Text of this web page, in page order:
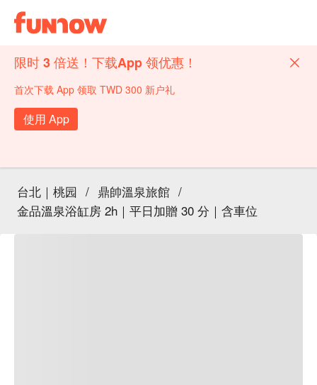
限时 3 倍送！下载App 领优惠！
首次下载 App 领取 TWD 300 新户礼
使用 App
台北｜桃园 / 鼎帥溫泉旅館 /
金品溫泉浴缸房 2h｜平日加贈 30 分｜含車位